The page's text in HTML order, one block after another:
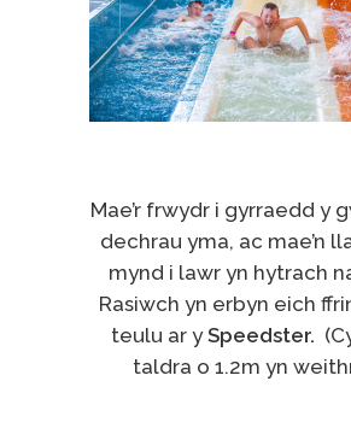
Mae’r frwydr i gyrraedd y
dechrau yma, ac mae’n
mynd i lawr yn hytrach
Rasiwch yn erbyn eich
teulu ar ySpeedster.
taldra o 1.2m yn